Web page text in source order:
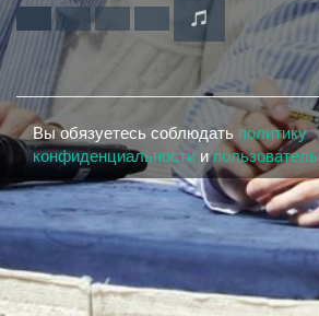
Вы обязуетесь соблюдать политику
конфиденциальности и